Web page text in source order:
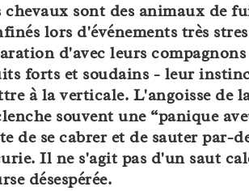
chevaux sont des animaux de
lors d'événements très
d'avec leurs
forts et soudains - leur
à la verticale. L'angoisse de
souvent une “panique
de se cabrer et de sauter par-
Il ne s'agit pas d'un saut
désespérée.